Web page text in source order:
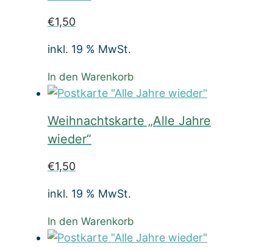
€1,50
inkl. 19 % MwSt.
In den Warenkorb
Weihnachtskarte „Alle Jahre
wieder“
€1,50
inkl. 19 % MwSt.
In den Warenkorb